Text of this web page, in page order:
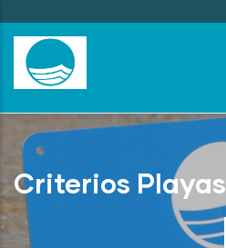
to
main
content
Criterios Playas